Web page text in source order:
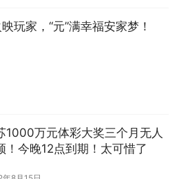
玩家，“元”满幸福安家梦！
1000万元体彩大奖三个月无人
！今晚12点到期！太可惜了